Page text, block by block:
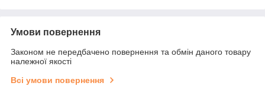
Умови повернення
Законом не передбачено повернення та обмін даного товару
належної якості
Всі умови повернення